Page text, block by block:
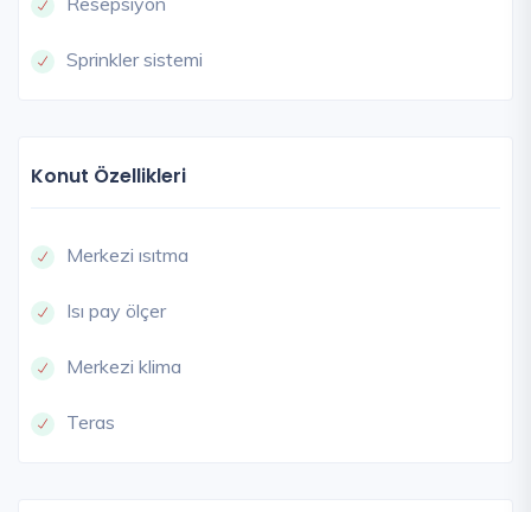
Sprinkler sistemi
Konut Özellikleri
Merkezi ısıtma
Isı pay ölçer
Merkezi klima
Teras